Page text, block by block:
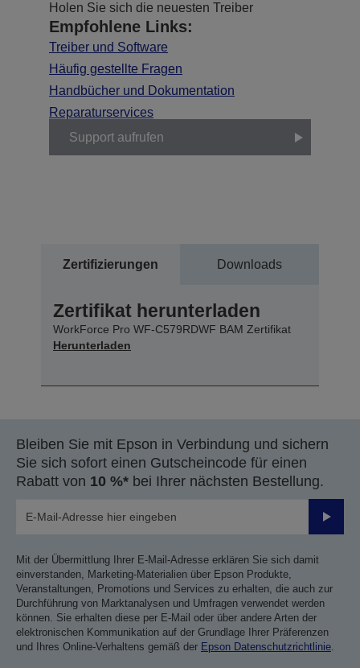
Holen Sie sich die neuesten Treiber
Empfohlene Links:
Treiber und Software
Häufig gestellte Fragen
Handbücher und Dokumentation
Reparaturservices
Support aufrufen
Zertifizierungen Downloads
Zertifikat herunterladen
WorkForce Pro WF-C579RDWF BAM Zertifikat
Herunterladen
Bleiben Sie mit Epson in Verbindung und sichern
Sie sich sofort einen Gutscheincode für einen
Rabatt von 10 %* bei Ihrer nächsten Bestellung.
Mit der Übermittlung Ihrer E-Mail-Adresse erklären Sie sich damit
einverstanden, Marketing-Materialien über Epson Produkte,
Veranstaltungen, Promotions und Services zu erhalten, die auch zur
Durchführung von Marktanalysen und Umfragen verwendet werden
können. Sie erhalten diese per E-Mail oder über andere Arten der
elektronischen Kommunikation auf der Grundlage Ihrer Präferenzen
und Ihres Online-Verhaltens gemäß der Epson Datenschutzrichtlinie